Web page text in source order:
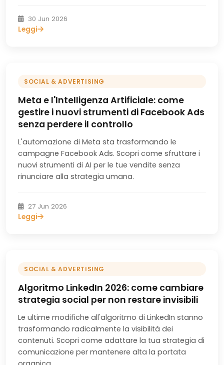
30 Jun 2026
Leggi
SOCIAL & ADVERTISING
Meta e l'Intelligenza Artificiale: come
gestire i nuovi strumenti di Facebook Ads
senza perdere il controllo
L'automazione di Meta sta trasformando le
campagne Facebook Ads. Scopri come sfruttare i
nuovi strumenti di AI per le tue vendite senza
rinunciare alla strategia umana.
27 Jun 2026
Leggi
SOCIAL & ADVERTISING
Algoritmo LinkedIn 2026: come cambiare
strategia social per non restare invisibili
Le ultime modifiche all'algoritmo di LinkedIn stanno
trasformando radicalmente la visibilità dei
contenuti. Scopri come adattare la tua strategia di
comunicazione per mantenere alta la portata